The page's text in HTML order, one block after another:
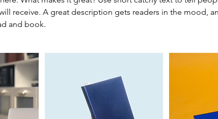
receive. A great description gets readers in the mood,
and book.